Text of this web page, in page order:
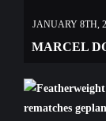
JANUARY 8TH,
MARCEL